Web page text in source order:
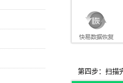
第四步：扫描